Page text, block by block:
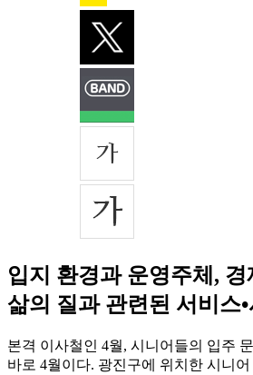
입지 환경과 운영주체, 경
삶의 질과 관련된 서비스
본격 이사철인 4월, 시니어들의 입주
바로 4월이다. 광진구에 위치한 시니